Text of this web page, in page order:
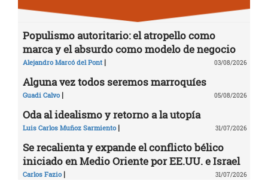
Populismo autoritario: el atropello como
marca y el absurdo como modelo de negocio
Alejandro Marcó del Pont | 03/08/2026
Alguna vez todos seremos marroquíes
Guadi Calvo | 05/08/2026
Oda al idealismo y retorno a la utopía
Luis Carlos Muñoz Sarmiento | 31/07/2026
Se recalienta y expande el conflicto bélico
iniciado en Medio Oriente por EE.UU. e Israel
Carlos Fazio | 31/07/2026